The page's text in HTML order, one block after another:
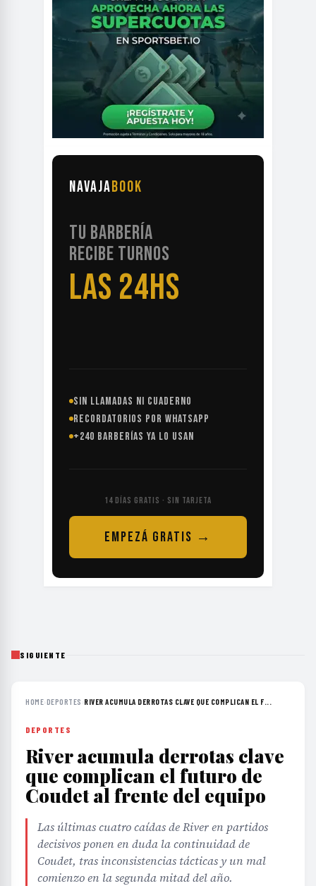
NAVAJABOOK
TU BARBERÍA
RECIBE TURNOS
LAS 24HS
SIN LLAMADAS NI CUADERNO
RECORDATORIOS POR WHATSAPP
+240 BARBERÍAS YA LO USAN
14 DÍAS GRATIS · SIN TARJETA
EMPEZÁ GRATIS →
SIGUIENTE
HOME›DEPORTES ›RIVER ACUMULA DERROTAS CLAVE QUE COMPLICAN EL F...
DEPORTES
River acumula derrotas clave
que complican el futuro de
Coudet al frente del equipo
Las últimas cuatro caídas de River en partidos
decisivos ponen en duda la continuidad de
Coudet, tras inconsistencias tácticas y un mal
comienzo en la segunda mitad del año.